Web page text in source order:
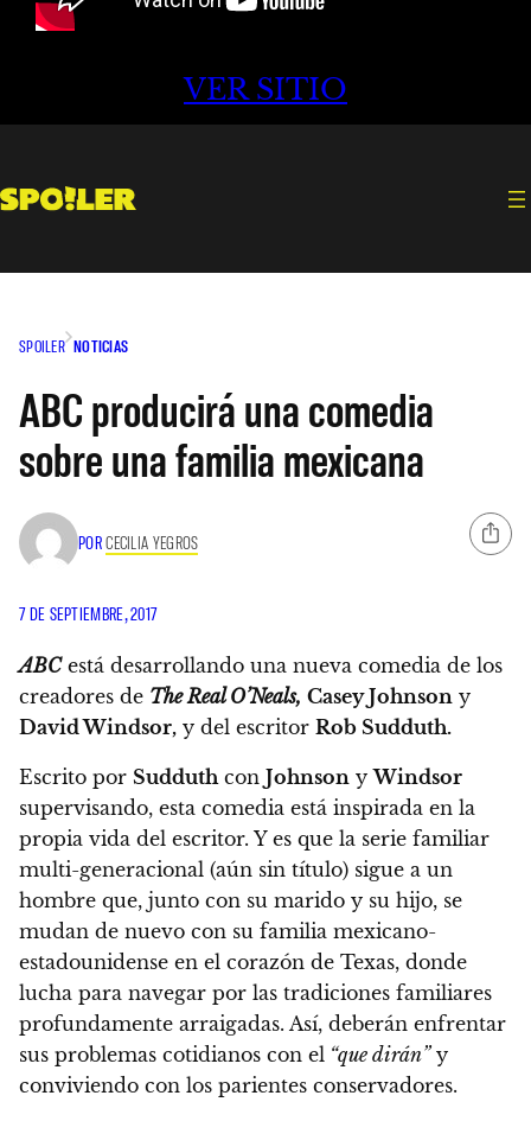
VER SITIO
SPOILER NOTICIAS
ABC producirá una comedia
sobre una familia mexicana
PORCECILIA YEGROS
7 DE SEPTIEMBRE, 2017
ABCestá desarrollando una nueva comedia de los
creadores de The Real O’Neals, Casey Johnson y
David Windsor, y del escritor Rob Sudduth.
Escrito por Sudduth con Johnson yWindsor
supervisando, esta comedia está inspirada en la
propia vida del escritor. Y es que la serie familiar
multi-generacional (aún sin título) sigue a un
hombre que, junto con su marido y su hijo, se
mudan de nuevo con su familia mexicano-
estadounidense en el corazón de Texas, donde
lucha para navegar por las tradiciones familiares
profundamente arraigadas. Así, deberán enfrentar
sus problemas cotidianos con el “que dirán”y
conviviendo con los parientes conservadores.